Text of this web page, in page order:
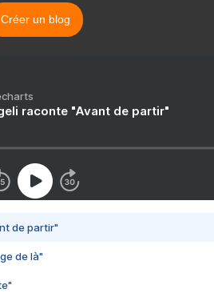
Créer un blog
raconte "Avant de partir"
de partir"
de là"